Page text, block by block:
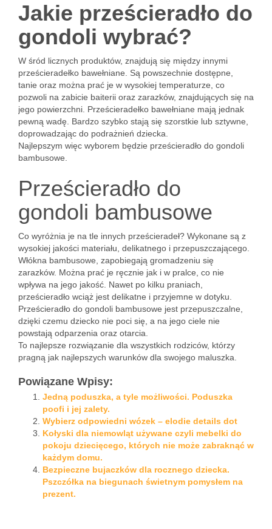
Jakie prześcieradło do
gondoli wybrać?
W śród licznych produktów, znajdują się między innymi
prześcieradełko bawełniane. Są powszechnie dostępne,
tanie oraz można prać je w wysokiej temperaturze, co
pozwoli na zabicie baiterii oraz zarazków, znajdujących się na
jego powierzchni. Prześcieradełko bawełniane mają jednak
pewną wadę. Bardzo szybko stają się szorstkie lub sztywne,
doprowadzając do podrażnień dziecka.
Najlepszym więc wyborem będzie prześcieradło do gondoli
bambusowe.
Prześcieradło do
gondoli bambusowe
Co wyróżnia je na tle innych prześcieradeł? Wykonane są z
wysokiej jakości materiału, delikatnego i przepuszczającego.
Włókna bambusowe, zapobiegają gromadzeniu się
zarazków. Można prać je ręcznie jak i w pralce, co nie
wpływa na jego jakość. Nawet po kilku praniach,
prześcieradło wciąż jest delikatne i przyjemne w dotyku.
Prześcieradło do gondoli bambusowe jest przepuszczalne,
dzięki czemu dziecko nie poci się, a na jego ciele nie
powstają odparzenia oraz otarcia.
To najlepsze rozwiązanie dla wszystkich rodziców, którzy
pragną jak najlepszych warunków dla swojego maluszka.
Powiązane Wpisy:
Jedną poduszka, a tyle możliwości. Poduszka
poofi i jej zalety.
Wybierz odpowiedni wózek – elodie details dot
Kołyski dla niemowląt używane czyli mebelki do
pokoju dziecięcego, których nie może zabraknąć w
każdym domu.
Bezpieczne bujaczków dla rocznego dziecka.
Pszczółka na biegunach świetnym pomysłem na
prezent.